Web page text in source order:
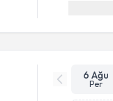
6 Ağu
Per